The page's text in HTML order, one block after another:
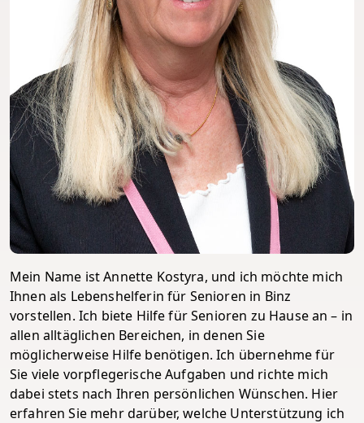
Mein Name ist Annette Kostyra, und ich möchte mich
Ihnen als Lebenshelferin für Senioren in Binz
vorstellen. Ich biete Hilfe für Senioren zu Hause an – in
allen alltäglichen Bereichen, in denen Sie
möglicherweise Hilfe benötigen. Ich übernehme für
Sie viele vorpflegerische Aufgaben und richte mich
dabei stets nach Ihren persönlichen Wünschen. Hier
erfahren Sie mehr darüber, welche Unterstützung ich